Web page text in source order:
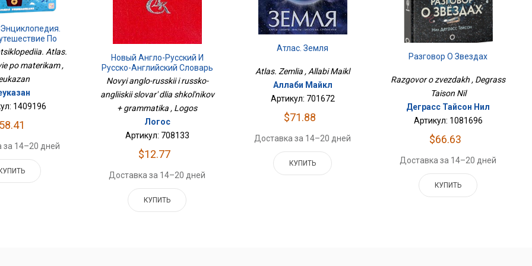
По
Atlas.
po materikam ,
1409196
за 14–20 дней
КУПИТЬ
Новый Англо-Русский И
Русско-Английский Словарь
Для Школьников +
Грамматика
Novyi anglo-russkii i russko-
angliiskii slovar' dlia shkol'nikov
+ grammatika , Logos
Логос
Артикул: 708133
$12.77
Доставка за 14–20 дней
КУПИТЬ
Атлас. Земля
Atlas. Zemlia , Allabi Maikl
Аллаби Майкл
Артикул: 701672
$71.88
Доставка за 14–20 дней
КУПИТЬ
Разговор О Звездах
Razgovor o zvezdakh , Degrass
Taison Nil
Деграсс Тайсон Нил
Артикул: 1081696
$66.63
Доставка за 14–20 дней
КУПИТЬ